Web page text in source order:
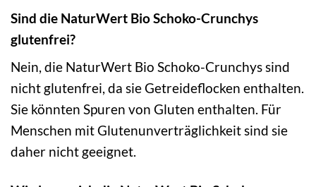
Sind die NaturWert Bio Schoko-Crunchys
glutenfrei?
Nein, die NaturWert Bio Schoko-Crunchys sind
nicht glutenfrei, da sie Getreideflocken enthalten.
Sie könnten Spuren von Gluten enthalten. Für
Menschen mit Glutenunverträglichkeit sind sie
daher nicht geeignet.